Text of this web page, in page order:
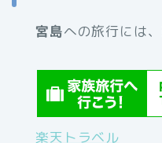
宮島への旅行には、
楽天トラベル